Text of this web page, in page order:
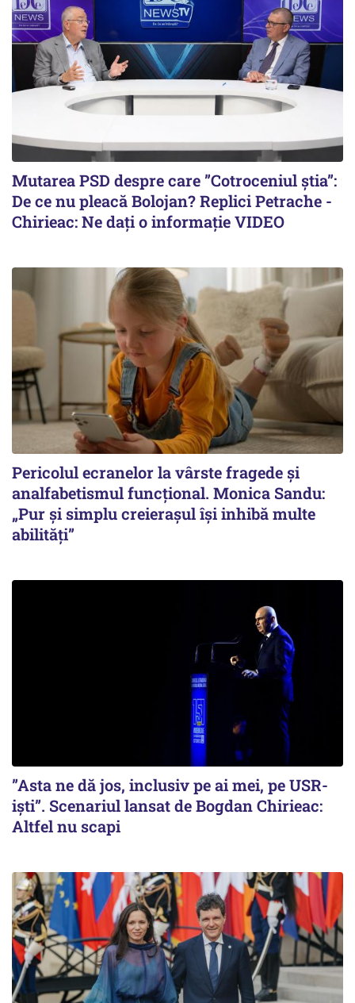
Mutarea PSD despre care ”Cotroceniul știa”:
De ce nu pleacă Bolojan? Replici Petrache -
Chirieac: Ne dați o informație VIDEO
Pericolul ecranelor la vârste fragede și
analfabetismul funcțional. Monica Sandu:
„Pur și simplu creierașul își inhibă multe
abilități”
”Asta ne dă jos, inclusiv pe ai mei, pe USR-
iști”. Scenariul lansat de Bogdan Chirieac:
Altfel nu scapi